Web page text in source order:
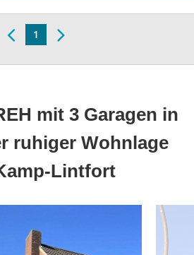
1
mit 3 Garagen in
ruhiger Wohnlage
Lintfort